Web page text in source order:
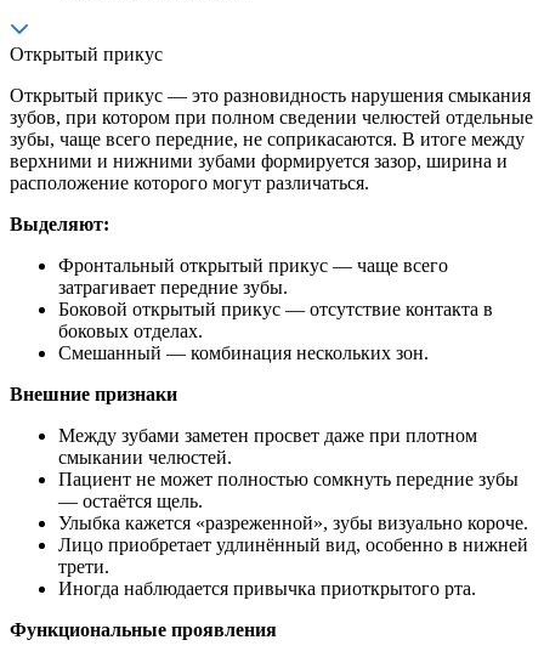
Открытый прикус
Открытый прикус — это разновидность нарушения смыкания
зубов, при котором при полном сведении челюстей отдельные
зубы, чаще всего передние, не соприкасаются. В итоге между
верхними и нижними зубами формируется зазор, ширина и
расположение которого могут различаться.
Выделяют:
Фронтальный открытый прикус — чаще всего
затрагивает передние зубы.
Боковой открытый прикус — отсутствие контакта в
боковых отделах.
Смешанный — комбинация нескольких зон.
Внешние признаки
Между зубами заметен просвет даже при плотном
смыкании челюстей.
Пациент не может полностью сомкнуть передние зубы
— остаётся щель.
Улыбка кажется «разреженной», зубы визуально короче.
Лицо приобретает удлинённый вид, особенно в нижней
трети.
Иногда наблюдается привычка приоткрытого рта.
Функциональные проявления